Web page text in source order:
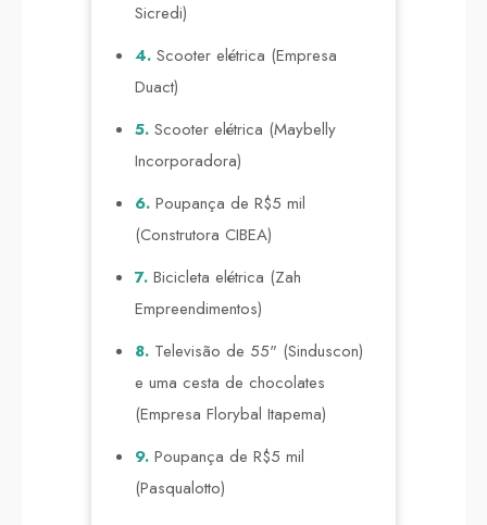
Sicredi)
4. Scooter elétrica (Empresa
Duact)
5. Scooter elétrica (Maybelly
Incorporadora)
6. Poupança de R$5 mil
(Construtora CIBEA)
7. Bicicleta elétrica (Zah
Empreendimentos)
8. Televisão de 55" (Sinduscon)
e uma cesta de chocolates
(Empresa Florybal Itapema)
9. Poupança de R$5 mil
(Pasqualotto)